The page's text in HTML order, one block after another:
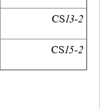
CS13-2
CS15-2